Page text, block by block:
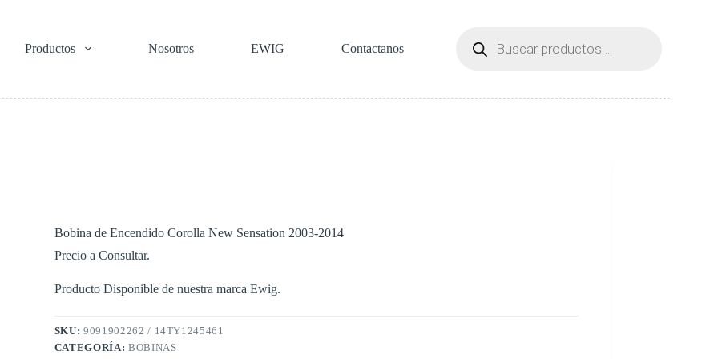
Productos Nosotros EWIG Contactanos
productos
Bobina de Encendido Corolla New Sensation 2003-2014
Precio a Consultar.
Producto Disponible de nuestra marca Ewig.
SKU:9091902262 / 14TY1245461
CATEGORÍA: BOBINAS